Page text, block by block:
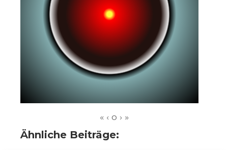
Ähnliche Beiträge: